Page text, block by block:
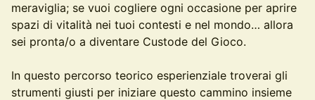
meraviglia; se vuoi cogliere ogni occasione per aprire
spazi di vitalità nei tuoi contesti e nel mondo… allora
sei pronta/o a diventare Custode del Gioco.
In questo percorso teorico esperienziale troverai gli
strumenti giusti per iniziare questo cammino insieme